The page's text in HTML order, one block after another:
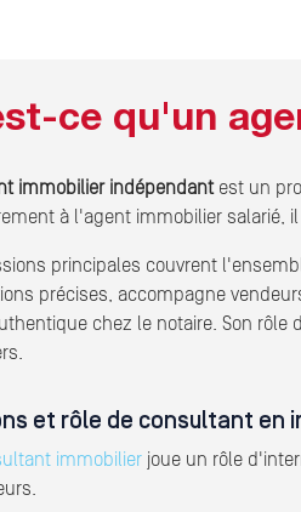
ce qu'un
immobilier indépendantest un
à l'agent immobilier salarié,
principales couvrent
précises, accompagne
chez le notaire. Son
et rôle de consultant en
immobilier joue un rôle